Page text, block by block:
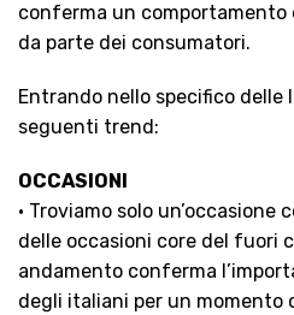
conferma un comportamento
da parte dei consumatori.
Entrando nello specifico delle
seguenti trend:
OCCASIONI
• Troviamo solo
delle occasioni core del fuori
andamento conferma
degli italiani per un momento